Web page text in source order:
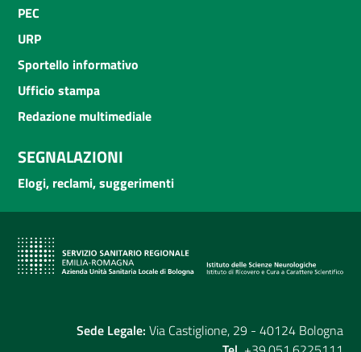
PEC
URP
Sportello informativo
Ufficio stampa
Redazione multimediale
SEGNALAZIONI
Elogi, reclami, suggerimenti
Sede Legale: Via Castiglione, 29 - 40124 Bologna